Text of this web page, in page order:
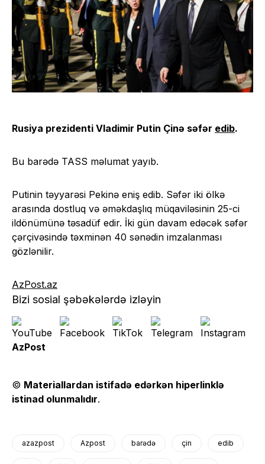
Rusiya prezidenti Vladimir Putin Çinə səfər edib.
Bu barədə TASS məlumat yayıb.
Putinin təyyarəsi Pekinə eniş edib. Səfər iki ölkə
arasında dostluq və əməkdaşlıq müqaviləsinin 25-ci
ildönümünə təsadüf edir. İki gün davam edəcək səfər
çərçivəsində təxminən 40 sənədin imzalanması
gözlənilir.
AzPost.az
Bizi sosial şəbəkələrdə izləyin
AzPost
© Materiallardan istifadə edərkən hiperlinklə
istinad olunmalıdır.
azazpost Azpost barədə çin edib